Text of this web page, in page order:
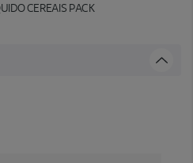
CEREAIS PACK